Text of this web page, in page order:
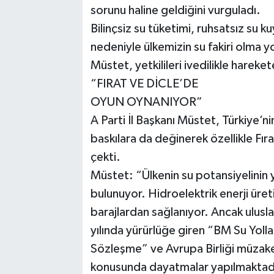
sorunu haline geldiğini vurguladı.
Bilinçsiz su tüketimi, ruhsatsız su
nedeniyle ülkemizin su fakiri olma
Müstet, yetkilileri ivedilikle
“FIRAT VE DİCLE’DE
OYUN OYNANIYOR”
A Parti İl Başkanı Müstet,
baskılara da değinerek özellikle
çekti.
Müstet: “Ülkenin su potansiyelinin
bulunuyor. Hidroelektrik enerji
barajlardan sağlanıyor. Ancak
yılında yürürlüğe giren “BM Su
Sözleşme” ve Avrupa Birliği
konusunda dayatmalar